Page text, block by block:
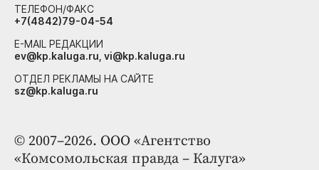
© 2007–2026. ООО «Агентство
«Комсомольская правда – Калуга»
ТЕЛЕФОН/ФАКС
+7(4842)79-04-54
E-MAIL РЕДАКЦИИ
ev@kp.kaluga.ru, vi@kp.kaluga.ru
ОТДЕЛ РЕКЛАМЫ НА САЙТЕ
sz@kp.kaluga.ru